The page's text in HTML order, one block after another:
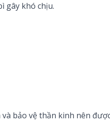
gây khó chịu.
bảo vệ thần kinh nên